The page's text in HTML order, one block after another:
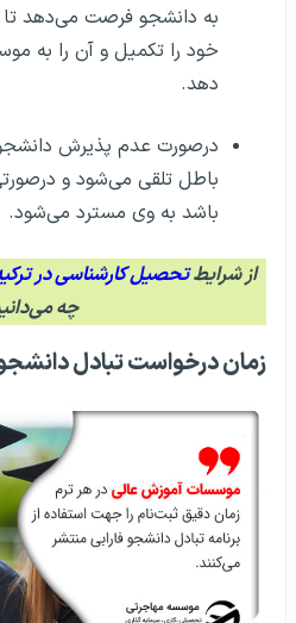
به دانشجو فرصت می‌دهد تا
خود را تکمیل و آن را به
دهد.
درصورت عدم پذیرش
باطل تلقی می‌شود و
باشد به وی مسترد می‌شود.
از شرایطتحصیل کارشناسی در
چه
زمان درخواست تبادل دانشجو